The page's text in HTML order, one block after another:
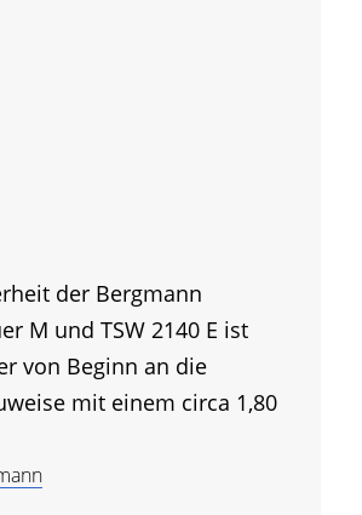
der Bergmann
M und TSW 2140 E ist
von Beginn an die
mit einem circa 1,80